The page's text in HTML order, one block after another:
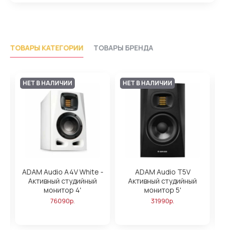
ТОВАРЫ КАТЕГОРИИ ТОВАРЫ БРЕНДА
НЕТ В НАЛИЧИИ
ADAM Audio A4V White -
Активный студийный
монитор 4'
76090р.
НЕТ В НАЛИЧИИ
ADAM Audio T5V
Активный студийный
монитор 5'
31990р.